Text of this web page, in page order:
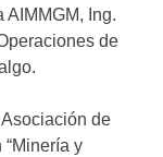
Ing.
de
de
y